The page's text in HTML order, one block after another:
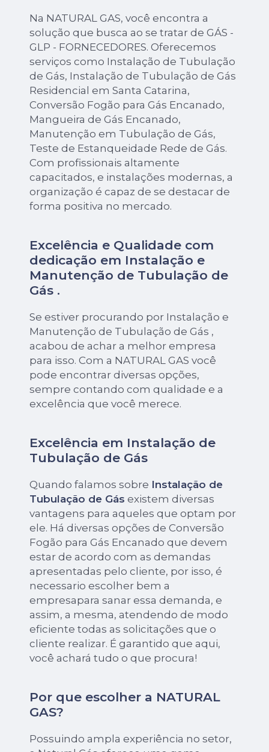
Na NATURAL GAS, você encontra a
solução que busca ao se tratar de GÁS -
GLP - FORNECEDORES. Oferecemos
serviços como Instalação de Tubulação
de Gás, Instalação de Tubulação de Gás
Residencial em Santa Catarina,
Conversão Fogão para Gás Encanado,
Mangueira de Gás Encanado,
Manutenção em Tubulação de Gás,
Teste de Estanqueidade Rede de Gás.
Com profissionais altamente
capacitados, e instalações modernas, a
organização é capaz de se destacar de
forma positiva no mercado.
Excelência e Qualidade com
dedicação em Instalação e
Manutenção de Tubulação de
Gás .
Se estiver procurando por Instalação e
Manutenção de Tubulação de Gás ,
acabou de achar a melhor empresa
para isso. Com a NATURAL GAS você
pode encontrar diversas opções,
sempre contando com qualidade e a
excelência que você merece.
Excelência em Instalação de
Tubulação de Gás
Quando falamos sobre Instalação de
Tubulação de Gás existem diversas
vantagens para aqueles que optam por
ele. Há diversas opções de Conversão
Fogão para Gás Encanado que devem
estar de acordo com as demandas
apresentadas pelo cliente, por isso, é
necessario escolher bem a
empresapara sanar essa demanda, e
assim, a mesma, atendendo de modo
eficiente todas as solicitações que o
cliente realizar. É garantido que aqui,
você achará tudo o que procura!
Por que escolher a NATURAL
GAS?
Possuindo ampla experiência no setor,